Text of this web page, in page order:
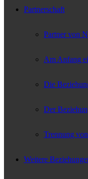
Partnerschaft
Partner von
Am Anfang
Die
Der
Trennung
Weitere